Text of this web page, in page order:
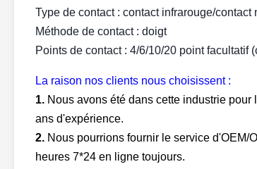
Type de contact : contact infrarouge/contact
Méthode de contact : doigt
Points de contact : 4/6/10/20 point facultatif
La raison nos clients nous choisissent :
1. Nous avons été dans cette industrie
ans d'expérience.
2. Nous pourrions fournir le service d'OEM/
heures 7*24 en ligne toujours.